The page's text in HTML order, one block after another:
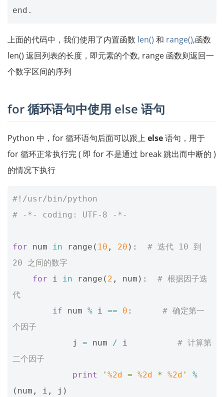
上面的代码中，我们使用了内置函数 len() 和 range(),函数
len() 返回列表的长度，即元素的个数, range 函数则返回一
个数字区间的序列
for 循环语句中使用 else 语句
Python 中，for 循环语句后面可以跟上 else语句，用于
for 循环正常执行完 ( 即 for 不是通过 break 跳出而中断的 )
的情况下执行
#!/usr/bin/python
# -*- coding: UTF-8 -*-
for num in range ( 10 , 20 ):
# 迭代 10 到
20 之间的数字
for
i in range ( 2 , num ):
# 根据因子迭
代
if
num % i == 0 :
# 确定第一
个因子
j
= num / i
# 计算第
二个因子
print
' %2d = %2d * %2d '
%
( num , i , j )